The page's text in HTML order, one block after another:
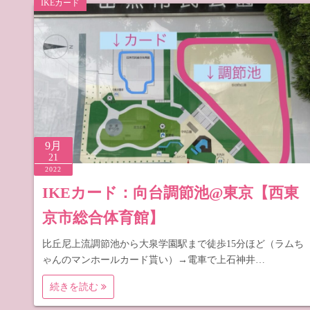
道の駅 山
道の駅 長
IKEカード
9月
21
2022
IKEカード：向台調節池@東京【西東
京市総合体育館】
比丘尼上流調節池から大泉学園駅まで徒歩15分ほど（ラムち
ゃんのマンホールカード貰い）→電車で上石神井…
続きを読む